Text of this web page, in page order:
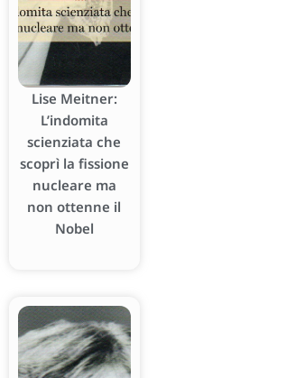
Lise Meitner:
L’indomita
scienziata che
scoprì la fissione
nucleare ma
non ottenne il
Nobel